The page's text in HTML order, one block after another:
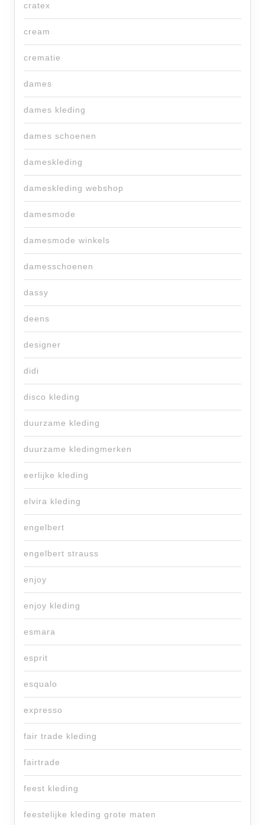
cratex
cream
crematie
dames
dames kleding
dames schoenen
dameskleding
dameskleding webshop
damesmode
damesmode winkels
damesschoenen
dassy
deens
designer
didi
disco kleding
duurzame kleding
duurzame kledingmerken
eerlijke kleding
elvira kleding
engelbert
engelbert strauss
enjoy
enjoy kleding
esmara
esprit
esqualo
expresso
fair trade kleding
fairtrade
feest kleding
feestelijke kleding grote maten